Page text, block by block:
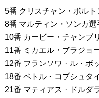
5番 クリスチャン・ボルト
8番 マルティン・ソンカ選
10番 カービー・チャンブ
11番 ミカエル・ブラジョ
12番 フランソワ・ル・ボ
18番 ペトル・コプシュタ
21番 マティアス・ドルダ